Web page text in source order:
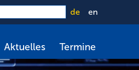
de en
Aktuelles Termine